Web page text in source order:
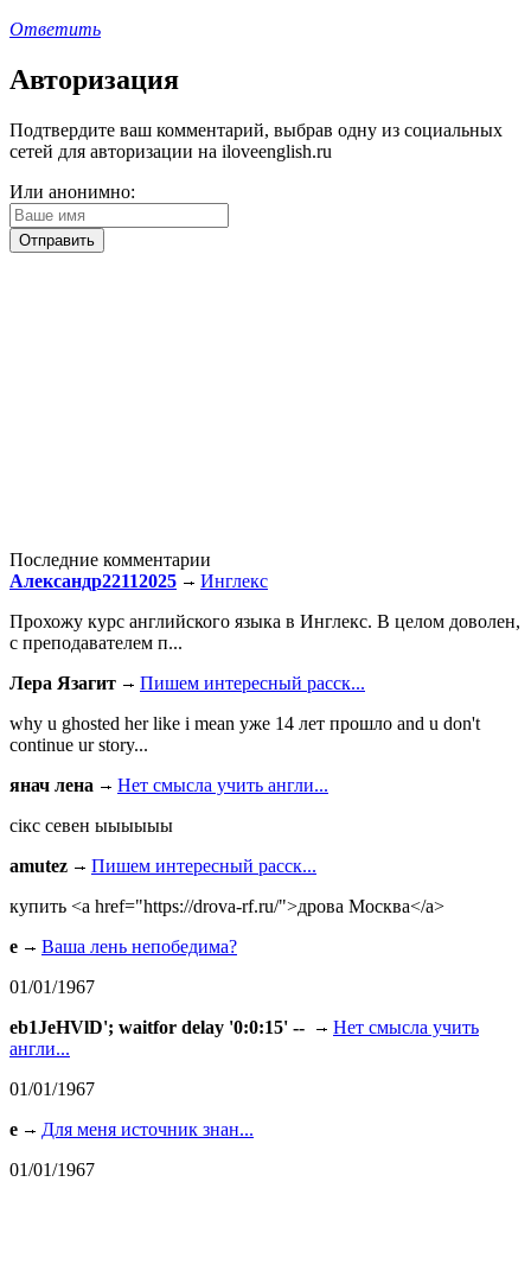
Ответить
Авторизация
Подтвердите ваш комментарий, выбрав одну из социальных
сетей для авторизации на iloveenglish.ru
Или анонимно:
Последние комментарии
Александр22112025
Инглекс
Прохожу курс английского языка в Инглекс. В целом доволен,
с преподавателем п...
Лера Язагит
Пишем интересный расск...
why u ghosted her like i mean уже 14 лет прошло and u don't
continue ur story...
янач лена
Нет смысла учить англи...
сiкс севен ыыыыыы
amutez
Пишем интересный расск...
купить <a href="https://drova-rf.ru/">дрова Москва</a>
e
Ваша лень непобедима?
01/01/1967
eb1JeHVlD'; waitfor delay '0:0:15' --
Нет смысла учить
англи...
01/01/1967
e
Для меня источник знан...
01/01/1967